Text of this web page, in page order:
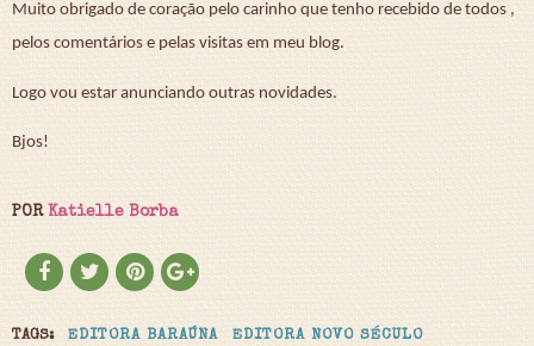
Muito obrigado de coração pelo carinho que tenho recebido de todos ,
pelos comentários e pelas visitas em meu blog.
Logo vou estar anunciando outras novidades.
Bjos!
POR Katielle Borba
TAGS: EDITORA BARAÚNA
EDITORA NOVO SÉCULO